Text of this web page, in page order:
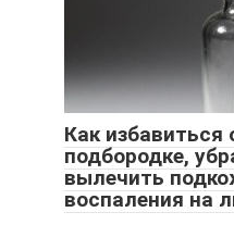
Как
подбородке,
вылечить
воспаления на